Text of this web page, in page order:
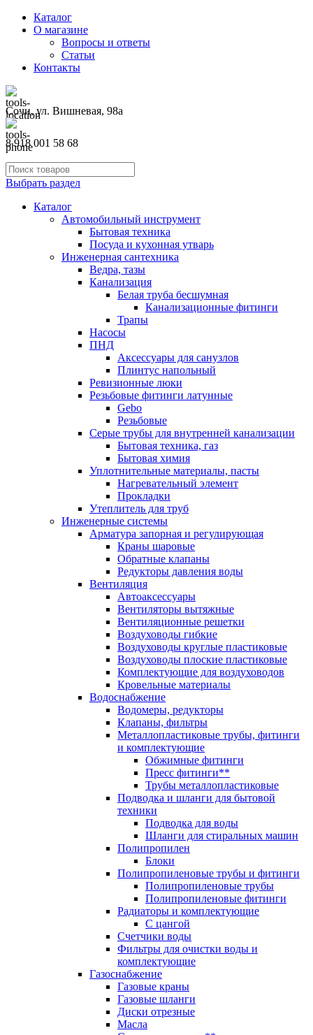
Каталог
О магазине
Вопросы и ответы
Статьи
Контакты
Сочи, ул. Вишневая, 98а
8 918 001 58 68
Выбрать раздел
Каталог
Автомобильный инструмент
Бытовая техника
Посуда и кухонная утварь
Инженерная сантехника
Ведра, тазы
Канализация
Белая труба бесшумная
Канализационные фитинги
Трапы
Насосы
ПНД
Аксессуары для санузлов
Плинтус напольный
Ревизионные люки
Резьбовые фитинги латунные
Gebo
Резьбовые
Серые трубы для внутренней канализации
Бытовая техника, газ
Бытовая химия
Уплотнительные материалы, пасты
Нагревательный элемент
Прокладки
Утеплитель для труб
Инженерные системы
Арматура запорная и регулирующая
Краны шаровые
Обратные клапаны
Редукторы давления воды
Вентиляция
Автоаксессуары
Вентиляторы вытяжные
Вентиляционные решетки
Воздуховоды гибкие
Воздуховоды круглые пластиковые
Воздуховоды плоские пластиковые
Комплектующие для воздуховодов
Кровельные материалы
Водоснабжение
Водомеры, редукторы
Клапаны, фильтры
Металлопластиковые трубы, фитинги
и комплектующие
Обжимные фитинги
Пресс фитинги**
Трубы металлопластиковые
Подводка и шланги для бытовой
техники
Подводка для воды
Шланги для стиральных машин
Полипропилен
Блоки
Полипропиленовые трубы и фитинги
Полипропиленовые трубы
Полипропиленовые фитинги
Радиаторы и комплектующие
С цангой
Счетчики воды
Фильтры для очистки воды и
комплектующие
Газоснабжение
Газовые краны
Газовые шланги
Диски отрезные
Масла